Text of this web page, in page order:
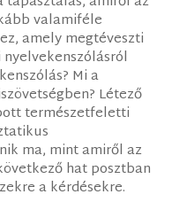
valamiféle
amely megtéveszti
Mi a
Létező
természetfeletti
ma, mint amiről az
hat posztban
a kérdésekre.